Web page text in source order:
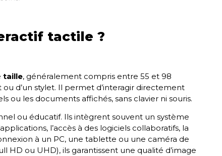
tactile ?
taille, généralement compris entre 55 et 98
d’un stylet. Il permet d’interagir directement
ou les documents affichés, sans clavier ni souris.
ou éducatif. Ils intègrent souvent un système
l’accès à des logiciels collaboratifs, la
à un PC, une tablette ou une caméra de
HD ou UHD), ils garantissent une qualité d’image